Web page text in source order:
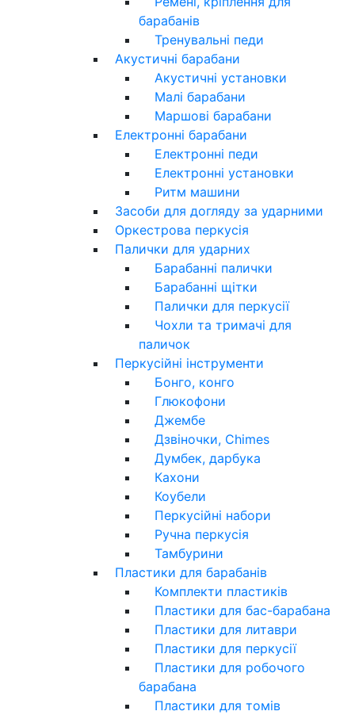
барабанів
Тренувальні педи
Акустичні барабани
Акустичні установки
Малі барабани
Маршові барабани
Електронні барабани
Електронні педи
Електронні установки
Ритм машини
Засоби для догляду за ударними
Оркестрова перкусія
Палички для ударних
Барабанні палички
Барабанні щітки
Палички для перкусії
Чохли та тримачі для
паличок
Перкусійні інструменти
Бонго, конго
Глюкофони
Джембе
Дзвіночки, Chimes
Думбек, дарбука
Кахони
Коубели
Перкусійні набори
Ручна перкусія
Тамбурини
Пластики для барабанів
Комплекти пластиків
Пластики для бас-барабана
Пластики для литаври
Пластики для перкусії
Пластики для робочого
барабана
Пластики для томів